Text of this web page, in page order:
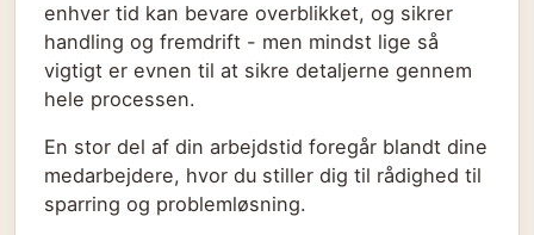
enhver tid kan bevare overblikket, og sikrer
handling og fremdrift - men mindst lige så
vigtigt er evnen til at sikre detaljerne gennem
hele processen.
En stor del af din arbejdstid foregår blandt dine
medarbejdere, hvor du stiller dig til rådighed til
sparring og problemløsning.